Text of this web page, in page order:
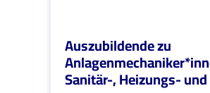
Auszubildende zu
Sanitär-, Heizungs-